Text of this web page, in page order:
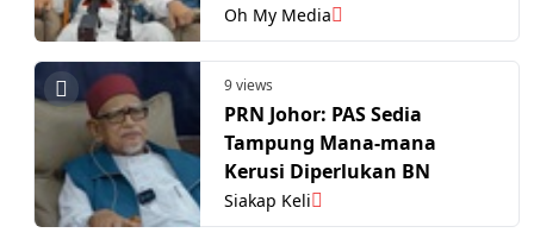
Oh My Media
9 views
PRN Johor: PAS Sedia
Tampung Mana-mana
Kerusi Diperlukan BN
Siakap Keli